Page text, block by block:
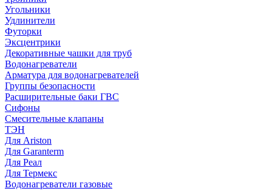
Угольники
Удлинители
Футорки
Эксцентрики
Декоративные чашки для труб
Водонагреватели
Арматура для водонагревателей
Группы безопасности
Расширительные баки ГВС
Сифоны
Смесительные клапаны
ТЭН
Для Ariston
Для Garanterm
Для Реал
Для Термекс
Водонагреватели газовые